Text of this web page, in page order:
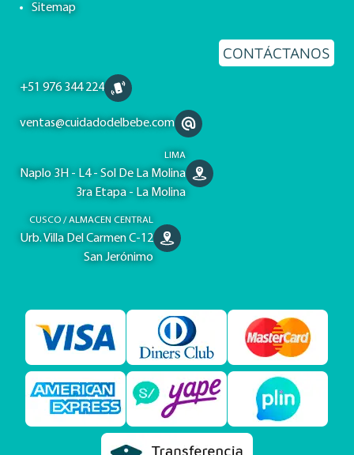
Sitemap
CONTÁCTANOS
+51 976 344 224
ventas@cuidadodelbebe.com
LIMA
Naplo 3H - L4 - Sol De La Molina
3ra Etapa - La Molina
CUSCO / ALMACEN CENTRAL
Urb. Villa Del Carmen C-12
San Jerónimo